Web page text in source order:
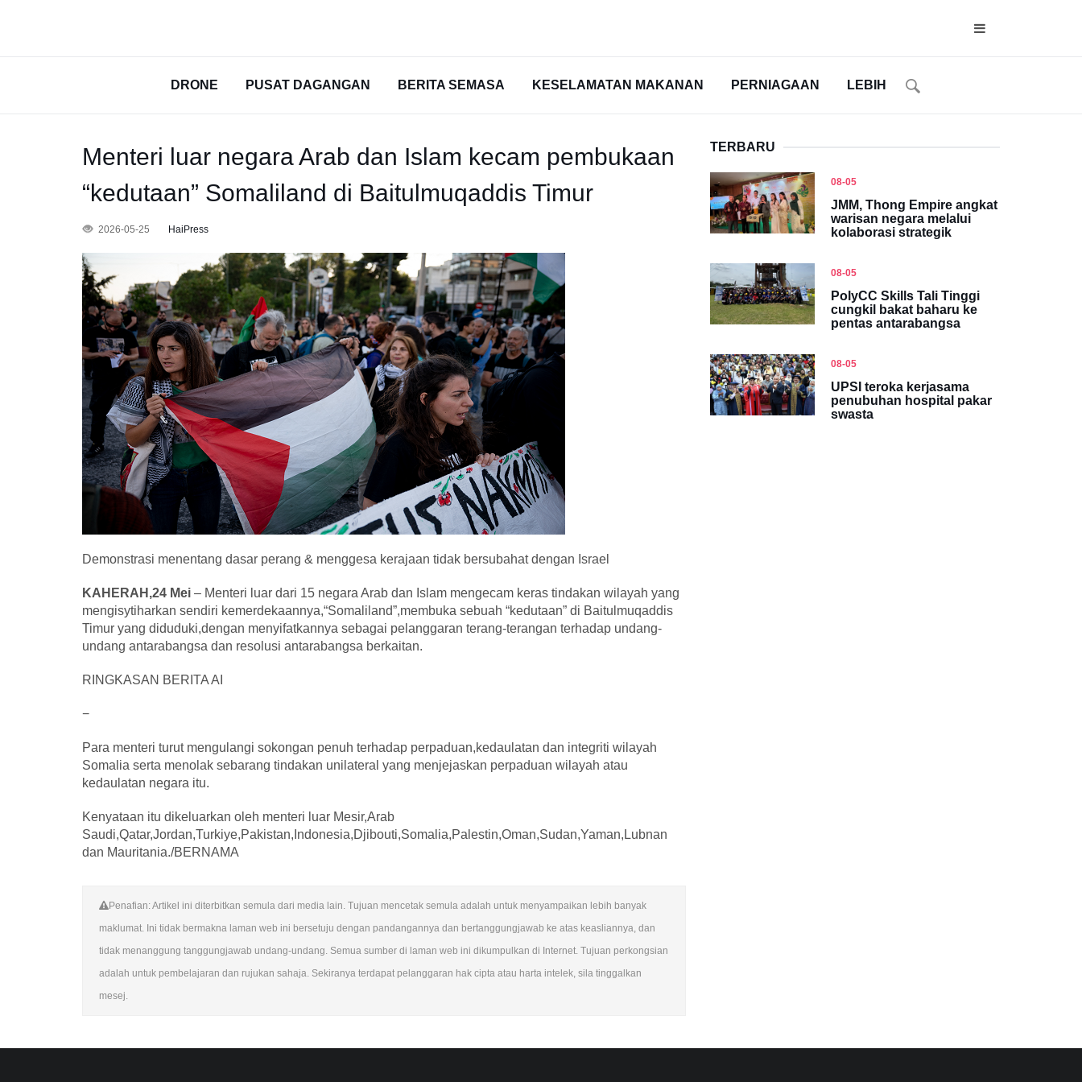
DRONE PUSAT DAGANGAN BERITA SEMASA KESELAMATAN MAKANAN PERNIAGAAN LEBIH
Menteri luar negara Arab dan Islam kecam pembukaan
“kedutaan” Somaliland di Baitulmuqaddis Timur
2026-05-25 HaiPress
Demonstrasi menentang dasar perang & menggesa kerajaan tidak bersubahat dengan Israel
KAHERAH,24 Mei – Menteri luar dari 15 negara Arab dan Islam mengecam keras tindakan wilayah yang
mengisytiharkan sendiri kemerdekaannya,“Somaliland”,membuka sebuah “kedutaan” di Baitulmuqaddis
Timur yang diduduki,dengan menyifatkannya sebagai pelanggaran terang-terangan terhadap undang-
undang antarabangsa dan resolusi antarabangsa berkaitan.
RINGKASAN BERITA AI
−
Para menteri turut mengulangi sokongan penuh terhadap perpaduan,kedaulatan dan integriti wilayah
Somalia serta menolak sebarang tindakan unilateral yang menjejaskan perpaduan wilayah atau
kedaulatan negara itu.
Kenyataan itu dikeluarkan oleh menteri luar Mesir,Arab
Saudi,Qatar,Jordan,Turkiye,Pakistan,Indonesia,Djibouti,Somalia,Palestin,Oman,Sudan,Yaman,Lubnan
dan Mauritania./BERNAMA
Penafian: Artikel ini diterbitkan semula dari media lain. Tujuan mencetak semula adalah untuk menyampaikan lebih banyak
maklumat. Ini tidak bermakna laman web ini bersetuju dengan pandangannya dan bertanggungjawab ke atas keasliannya, dan
tidak menanggung tanggungjawab undang-undang. Semua sumber di laman web ini dikumpulkan di Internet. Tujuan perkongsian
adalah untuk pembelajaran dan rujukan sahaja. Sekiranya terdapat pelanggaran hak cipta atau harta intelek, sila tinggalkan
mesej.
TERBARU
08-05
JMM, Thong Empire angkat
warisan negara melalui
kolaborasi strategik
08-05
PolyCC Skills Tali Tinggi
cungkil bakat baharu ke
pentas antarabangsa
08-05
UPSI teroka kerjasama
penubuhan hospital pakar
swasta